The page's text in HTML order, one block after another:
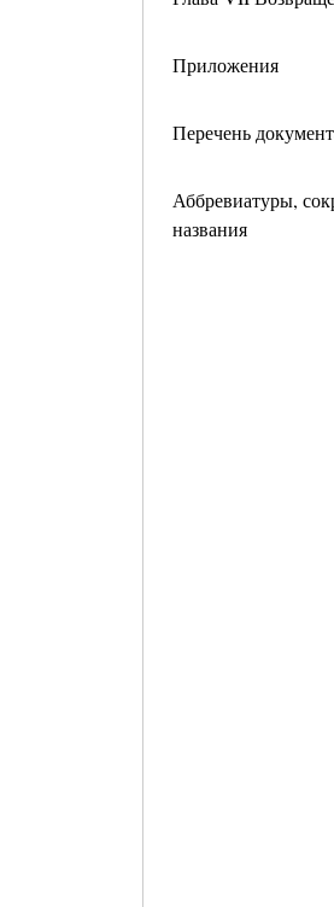
Приложения
Перечень
Аббревиатуры,
названия